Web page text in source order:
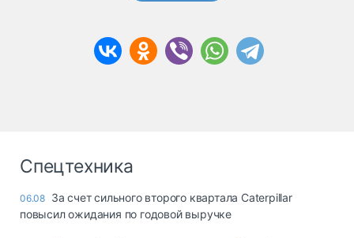
Спецтехника
06.08 За счет сильного второго квартала Caterpillar
повысил ожидания по годовой выручке